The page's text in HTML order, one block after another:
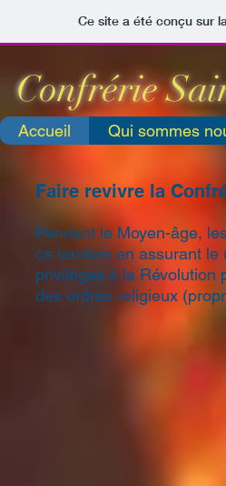
Ce site a été conçu sur
Accueil Qui sommes
Faire revivre la
Pendant le Moyen-âge,
ce tandem en assurant le
privilèges à la Révolution
des ordres religieux